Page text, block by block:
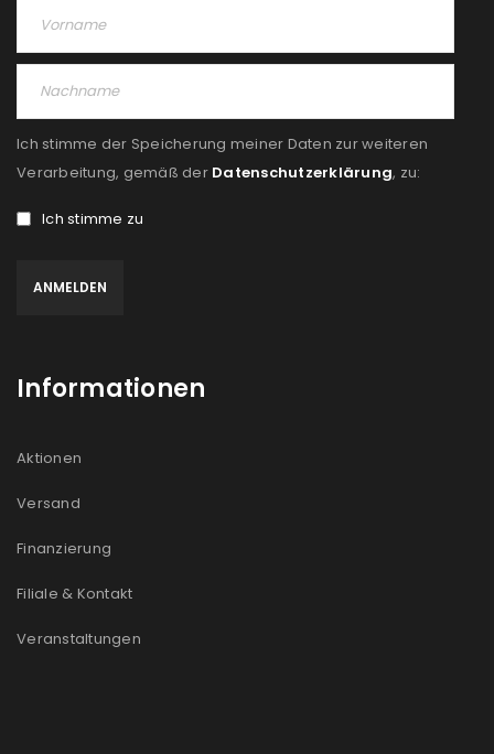
Ich stimme der Speicherung meiner Daten zur weiteren
Verarbeitung, gemäß der Datenschutzerklärung, zu:
Ich stimme zu
Informationen
Aktionen
Versand
Finanzierung
Filiale & Kontakt
Veranstaltungen